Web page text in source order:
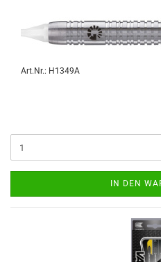
Art.Nr.: H1349A
IN DEN